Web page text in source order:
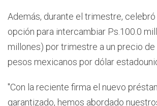
Además, durante el trimestre,
opción para intercambiar Ps.100.0
millones) por trimestre a un precio
pesos mexicanos por dólar
"Con la reciente firma el nuevo
garantizado, hemos abordado